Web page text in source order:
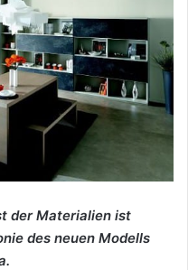
der Materialien ist
des neuen Modells